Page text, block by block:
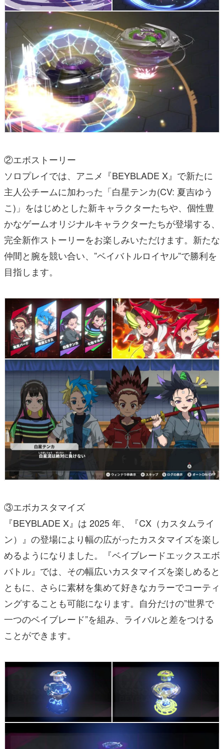
②エボストーリー
ソロプレイでは、アニメ『BEYBLADE X』で新たに
主人公チームに加わった「白星テンカ(CV: 夏吉ゆう
こ)」をはじめとした新キャラクターたちや、個性豊
かなゲームオリジナルキャラクターたちが登場する、
完全新作ストーリーをお楽しみいただけます。新たな
仲間と腕を競い合い、”ベイバトルロイヤル”で勝利を
目指します。
③エボカスタマイズ
『BEYBLADE X』は 2025 年、『CX（カスタムライ
ン）』の登場により幅の広がったカスタマイズを楽し
めるようになりました。『ベイブレードエックスエボ
バトル』では、その幅広いカスタマイズを楽しめると
ともに、さらに素材を集めて好きなカラーでコーティ
ングすることも可能になります。自分だけの”世界で
一つのベイブレード”を組み、ライバルと差をつける
ことができます。